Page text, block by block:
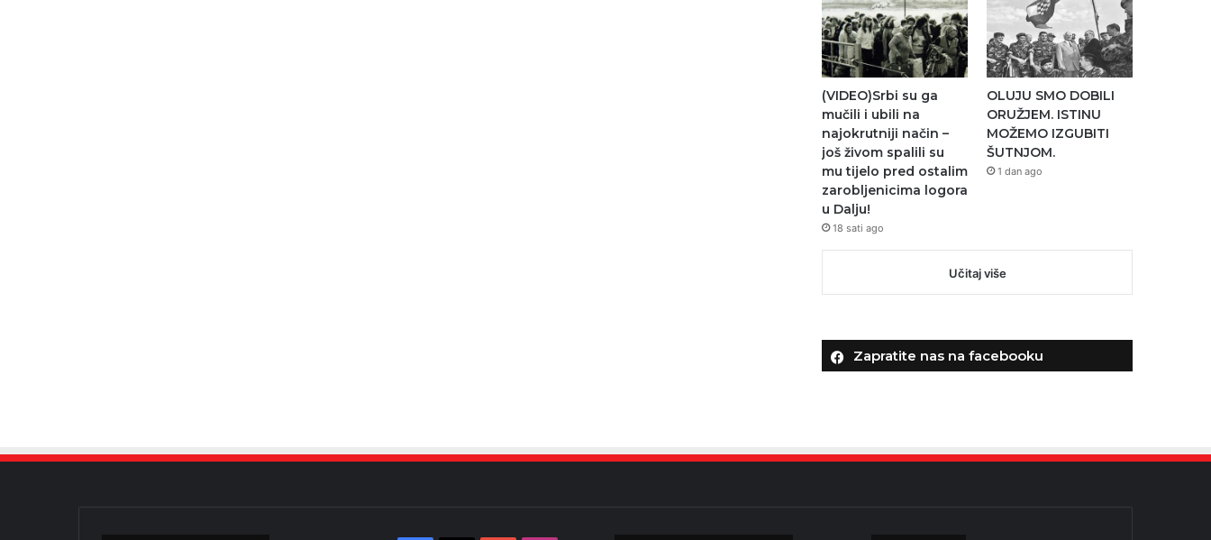
(VIDEO)Srbi su ga
mučili i ubili na
najokrutniji način –
još živom spalili su
mu tijelo pred ostalim
zarobljenicima logora
u Dalju!
18 sati ago
OLUJU SMO DOBILI
ORUŽJEM. ISTINU
MOŽEMO IZGUBITI
ŠUTNJOM.
1 dan ago
Učitaj više
Zapratite nas na facebooku